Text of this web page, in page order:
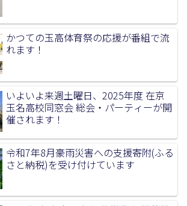
かつての玉高体育祭の応援が番組で流
れます！
いよいよ来週土曜日、2025年度 在京
玉名高校同窓会 総会・パーティーが開
催されます！
令和7年8月豪雨災害への支援寄附(ふる
さと納税)を受け付けています